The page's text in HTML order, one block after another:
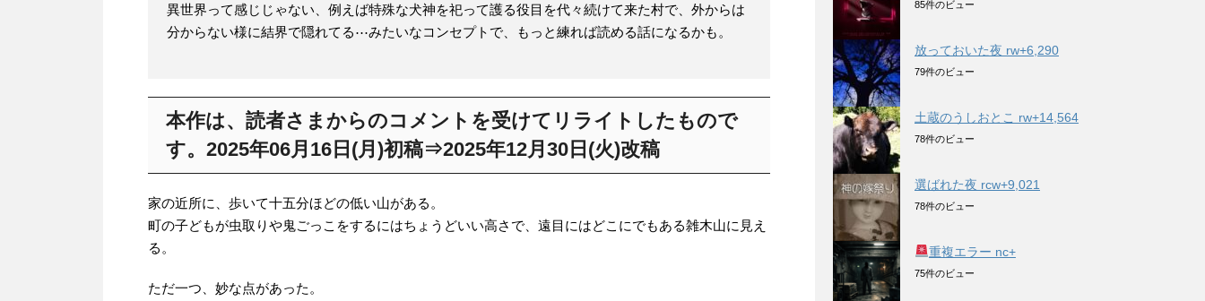
異世界って感じじゃない、例えば特殊な犬神を祀って護る役目を代々続けて来た村で、外からは
分からない様に結界で隠れてる⋯みたいなコンセプトで、もっと練れば読める話になるかも。
本作は、読者さまからのコメントを受けてリライトしたもので
す。2025年06月16日(月)初稿⇒2025年12月30日(火)改稿
家の近所に、歩いて十五分ほどの低い山がある。
町の子どもが虫取りや鬼ごっこをするにはちょうどいい高さで、遠目にはどこにでもある雑木山に見え
る。
ただ一つ、妙な点があった。
85件のビュー
放っておいた夜 rw+6,290
79件のビュー
土蔵のうしおとこ rw+14,564
78件のビュー
選ばれた夜 rcw+9,021
78件のビュー
重複エラー nc+
75件のビュー